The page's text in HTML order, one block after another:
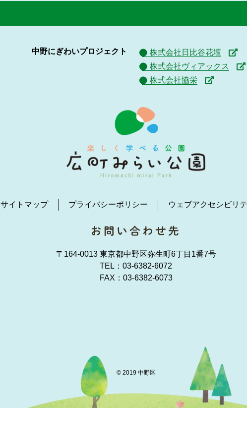
中野にぎわいプロジェクト
株式会社日比谷花壇
株式会社ヴィアックス
株式会社協栄
サイトマップ プライバシーポリシー ウェブアクセシビリ
〒164-0013 東京都中野区弥生町6丁目1番7号
TEL： 03-6382-6072
FAX：03-6382-6073
© 2019 中野区